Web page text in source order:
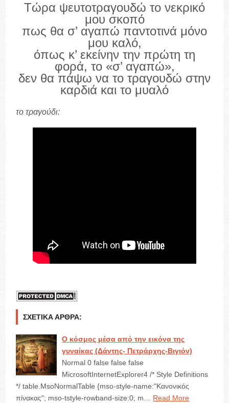
Τώρα ψευτοτραγουδώ το νεκρικό
μου σκοπό
πως θα σ’ αγαπώ παντοτινά μόνο
μου καλό,
όπως κ’ εκείνην την πρώτη τη
φορά, το «σ’ αγαπώ»,
δεν θα πάψω να το τραγουδώ στην
καρδιά και το μυαλό
το τραγούδι:
ΣΧΕΤΙΚΆ ΆΡΘΡΑ:
Ο κόσμος μέσα από την εικόνα της
γυναίκας (Δάντης- Πετράρχης-Βιγιόν)
Normal 0 false false false
MicrosoftInternetExplorer4 /* Style Definitions
*/ table.MsoNormalTable {mso-style-name:"Κανονικός
πίνακας"; mso-tstyle-rowband-size:0; m… Read More